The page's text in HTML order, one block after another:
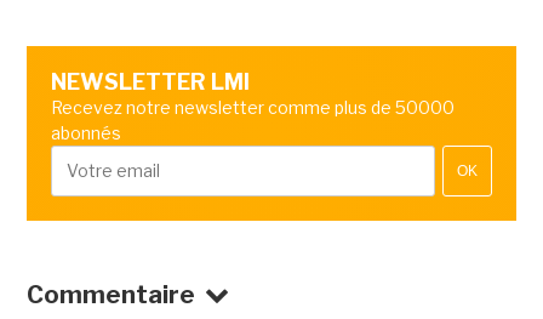
NEWSLETTER LMI
Recevez notre newsletter comme plus de 50000
abonnés
OK
Commentaire